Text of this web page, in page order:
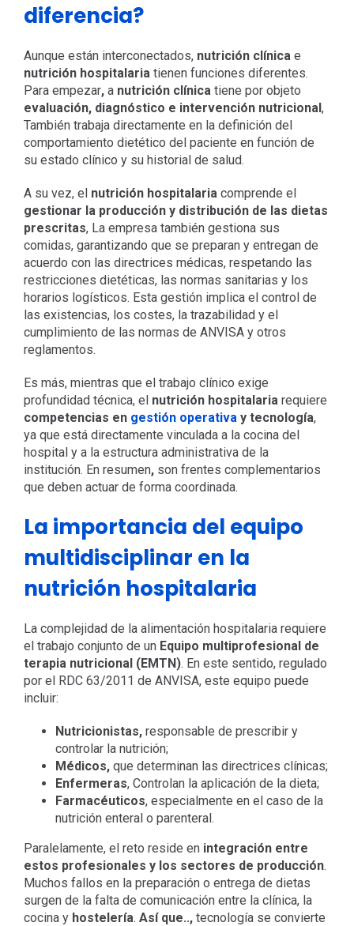
diferencia?
Aunque están interconectados, nutrición clínica e
nutrición hospitalaria tienen funciones diferentes.
Para empezar,a nutrición clínica tiene por objeto
evaluación, diagnóstico e intervención nutricional,
También trabaja directamente en la definición del
comportamiento dietético del paciente en función de
su estado clínico y su historial de salud.
A su vez, el nutrición hospitalaria comprende el
gestionar la producción y distribución de las dietas
prescritas, La empresa también gestiona sus
comidas, garantizando que se preparan y entregan de
acuerdo con las directrices médicas, respetando las
restricciones dietéticas, las normas sanitarias y los
horarios logísticos. Esta gestión implica el control de
las existencias, los costes, la trazabilidad y el
cumplimiento de las normas de ANVISA y otros
reglamentos.
Es más, mientras que el trabajo clínico exige
profundidad técnica, el nutrición hospitalaria requiere
competencias en gestión operativa y tecnología,
ya que está directamente vinculada a la cocina del
hospital y a la estructura administrativa de la
institución. En resumen,son frentes complementarios
que deben actuar de forma coordinada.
La importancia del equipo
multidisciplinar en la
nutrición hospitalaria
La complejidad de la alimentación hospitalaria requiere
el trabajo conjunto de un Equipo multiprofesional de
terapia nutricional (EMTN). En este sentido, regulado
por el RDC 63/2011 de ANVISA, este equipo puede
incluir:
Nutricionistas,responsable de prescribir y
controlar la nutrición;
Médicos,que determinan las directrices clínicas;
Enfermeras, Controlan la aplicación de la dieta;
Farmacéuticos, especialmente en el caso de la
nutrición enteral o parenteral.
Paralelamente, elreto reside en integración entre
estos profesionales y los sectores de producción.
Muchos fallos en la preparación o entrega de dietas
surgen de la falta de comunicación entre la clínica, la
cocina y hostelería. Así que..,tecnología se convierte